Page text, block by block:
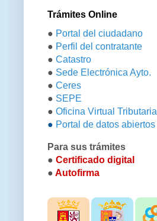
Trámites Online
● Portal del ciudadano
● Perfil del contratante
● Catastro
● Sede Electrónica Ayto.
● Ceres
● SEPE
● Oficina Virtual Tributaria
● Portal de datos abiertos
Para sus trámites
● Certificado digital
● Autofirma